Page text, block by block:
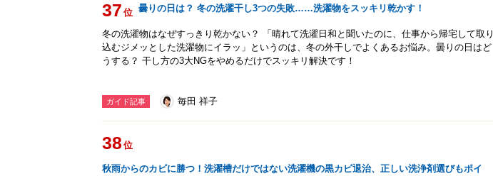
37 位 曇りの日は？ 冬の洗濯干し3つの失敗……洗濯物をスッキリ乾かす！
冬の洗濯物はなぜすっきり乾かない？ 「晴れて洗濯日和と聞いたのに、仕事から帰宅して取り
込むジメッとした洗濯物にイラッ」というのは、冬の外干しでよくあるお悩み。曇りの日はど
うする？ 干し方の3大NGをやめるだけでスッキリ解決です！
ガイド記事 毎田 祥子
38位
秋雨からのカビに勝つ！洗濯槽だけではない洗濯機の黒カビ退治、正しい洗浄剤選びもポイ